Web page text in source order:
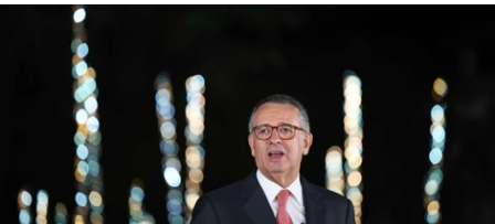
avisos:uma reforma desta dimensão "deve ter
como primeiro critério a proteção das pessoas"
e "nenhum processo de simplificação pode
traduzir-se numa diminuição da proteção
social".
António José Seguro vinca que se deverá